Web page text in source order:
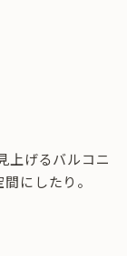
上げるバルコニ
にしたり。